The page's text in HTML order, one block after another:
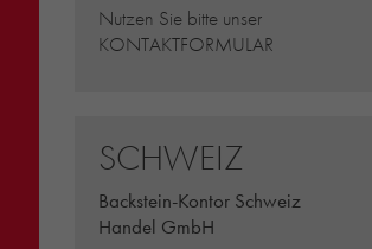
Nutzen Sie bitte unser
KONTAKTFORMULAR
SCHWEIZ
Backstein-Kontor Schweiz
Handel GmbH